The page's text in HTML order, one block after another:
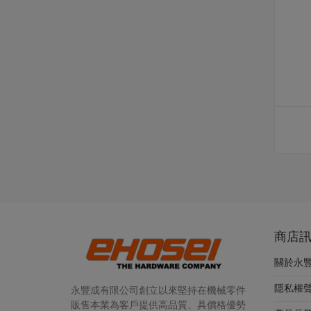
永豐成有限公司創立以來堅持在機械零件
販售本業為客戶提供高品質、具價格優勢
商店
關於永
隱私權